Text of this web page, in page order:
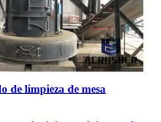
de limpieza de mesa